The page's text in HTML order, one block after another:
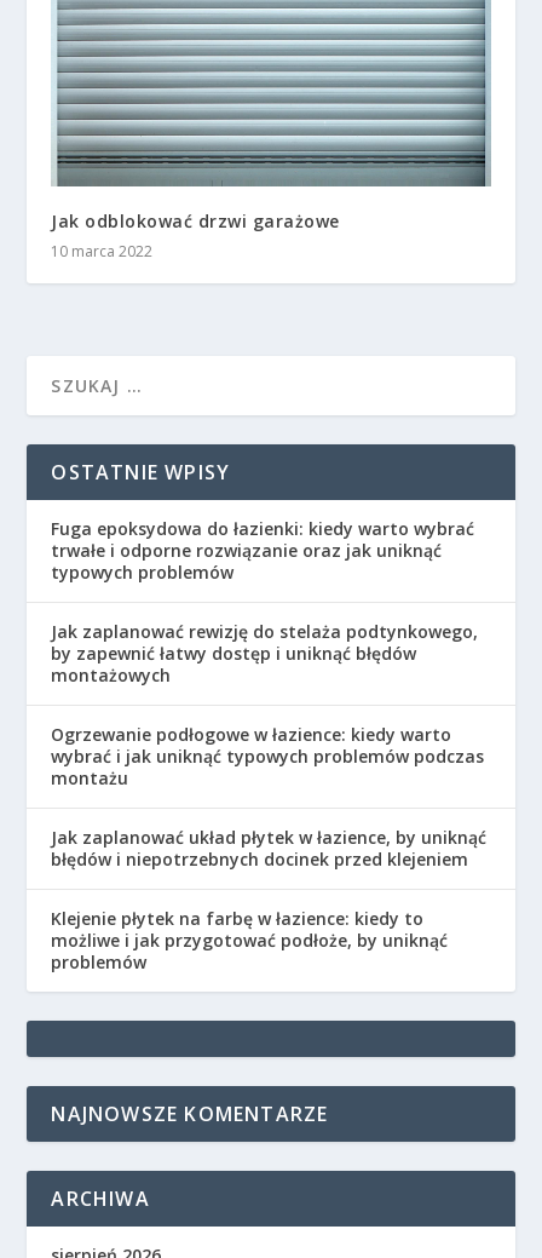
Jak odblokować drzwi garażowe
10 marca 2022
OSTATNIE WPISY
Fuga epoksydowa do łazienki: kiedy warto wybrać
trwałe i odporne rozwiązanie oraz jak uniknąć
typowych problemów
Jak zaplanować rewizję do stelaża podtynkowego,
by zapewnić łatwy dostęp i uniknąć błędów
montażowych
Ogrzewanie podłogowe w łazience: kiedy warto
wybrać i jak uniknąć typowych problemów podczas
montażu
Jak zaplanować układ płytek w łazience, by uniknąć
błędów i niepotrzebnych docinek przed klejeniem
Klejenie płytek na farbę w łazience: kiedy to
możliwe i jak przygotować podłoże, by uniknąć
problemów
NAJNOWSZE KOMENTARZE
ARCHIWA